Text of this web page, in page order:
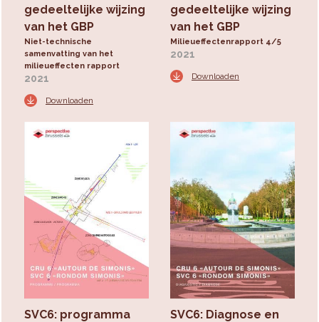
gedeeltelijke wijzing
van het GBP
Niet-technische
samenvatting van het
milieueffecten rapport
2021
Downloaden
gedeeltelijke wijzing
van het GBP
Milieueffectenrapport 4/5
2021
Downloaden
SVC6: programma
SVC6: Diagnose en